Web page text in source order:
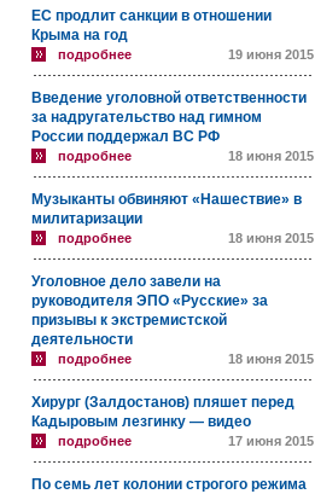
ЕС продлит санкции в отношении
Крыма на год
подробнее 19 июня 2015
Введение уголовной ответственности
за надругательство над гимном
России поддержал ВС РФ
подробнее 18 июня 2015
Музыканты обвиняют «Нашествие» в
милитаризации
подробнее 18 июня 2015
Уголовное дело завели на
руководителя ЭПО «Русские» за
призывы к экстремистской
деятельности
подробнее 18 июня 2015
Хирург (Залдостанов) пляшет перед
Кадыровым лезгинку — видео
подробнее 17 июня 2015
По семь лет колонии строгого режима